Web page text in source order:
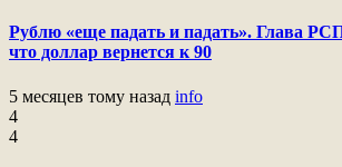
Рублю «еще падать и падать». Глава
что доллар вернется к 90
5 месяцев тому назад info
4
4